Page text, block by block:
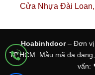
Cửa Nhựa Đài Loan,
Hoabinhdoor– Đơn vị
TP.HCM. Mẫu mã đa
vấn: